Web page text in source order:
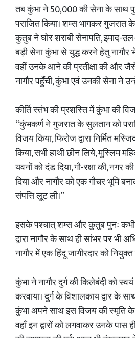
तब कुंभा ने 50,000 की सेना के साथ
पराजित किया। शम्स भागकर
कुतुब ने घोर शराबी सेनापति, इमाद-
बड़ी सेना कुंभा से युद्ध करने हेतु नागौर
वहीं उनके आने की प्रतीक्षा की और
नागौर पहुँची, कुंभा एवं उनकी सेना ने
कीर्ति स्तंभ की प्रशस्ति में कुंभा की
“कुंभकर्ण ने गुजरात के सुलतान को
विजय किया, फिरोज द्वारा निर्मित
किया, सभी हाथी छीन लिये, मुस्लिम
यवनों को दंड दिया, गौ-रक्षा की, नगर
दिया और नागौर को एक गौचर भूमि
संपत्ति लूट ली।”
इसके पश्चात् शम्स और कुतुब पुनः कभी
द्वारा नागौर के साथ ही सांभर पर भी
नागौर में एक हिंदू जागीरदार को
कुंभा ने नागौर दुर्ग की किलेबंदी को
करवाया। दुर्ग के विशालकाय द्वार के
कुंभा अपने साथ इस विजय की स्मृति
वहाँ इन द्वारों को लगवाकर उनके पास